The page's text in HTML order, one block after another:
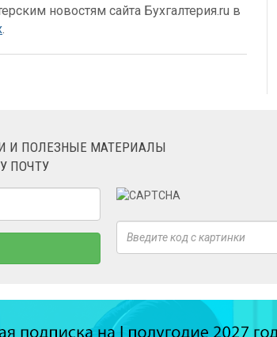
новостям сайта Бухгалтерия.ru в
.
И ПОЛЕЗНЫЕ МАТЕРИАЛЫ
ПОЧТУ